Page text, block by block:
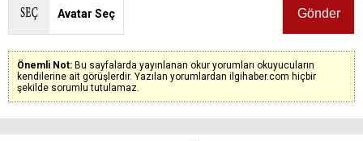
Avatar Seç
Önemli Not: Bu sayfalarda yayınlanan okur yorumları okuyucuların
kendilerine ait görüşlerdir. Yazılan yorumlardan ilgihaber.com hiçbir
şekilde sorumlu tutulamaz.